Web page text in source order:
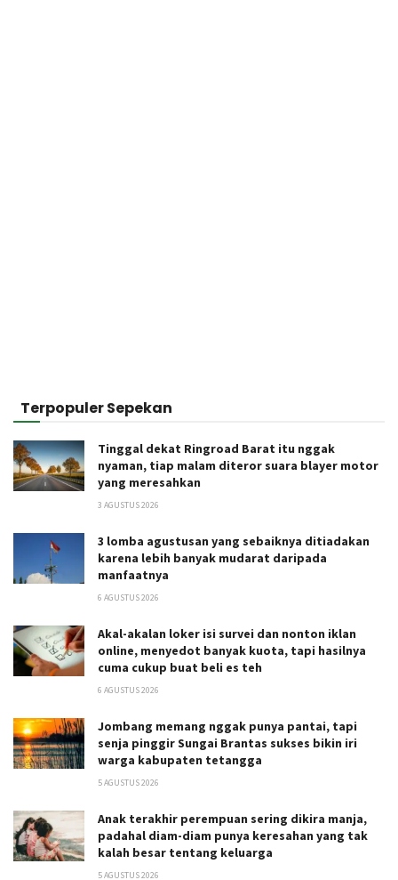
Terpopuler Sepekan
Tinggal dekat Ringroad Barat itu nggak
nyaman, tiap malam diteror suara blayer motor
yang meresahkan
3 AGUSTUS 2026
3 lomba agustusan yang sebaiknya ditiadakan
karena lebih banyak mudarat daripada
manfaatnya
6 AGUSTUS 2026
Akal-akalan loker isi survei dan nonton iklan
online, menyedot banyak kuota, tapi hasilnya
cuma cukup buat beli es teh
6 AGUSTUS 2026
Jombang memang nggak punya pantai, tapi
senja pinggir Sungai Brantas sukses bikin iri
warga kabupaten tetangga
5 AGUSTUS 2026
Anak terakhir perempuan sering dikira manja,
padahal diam-diam punya keresahan yang tak
kalah besar tentang keluarga
5 AGUSTUS 2026